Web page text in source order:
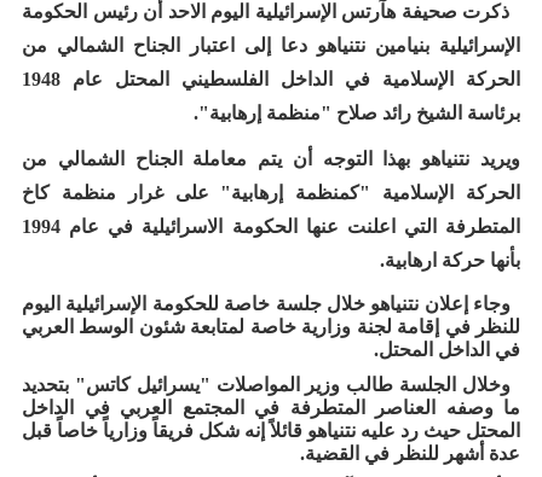
ذكرت صحيفة هآرتس الإسرائيلية اليوم الاحد أن رئيس الحكومة
الإسرائيلية بنيامين نتنياهو دعا إلى اعتبار الجناح الشمالي من
الحركة الإسلامية في الداخل الفلسطيني المحتل عام 1948
برئاسة الشيخ رائد صلاح "منظمة إرهابية".
ويريد نتنياهو بهذا التوجه أن يتم معاملة الجناح الشمالي من
الحركة الإسلامية "كمنظمة إرهابية" على غرار منظمة كاخ
المتطرفة التي اعلنت عنها الحكومة الاسرائيلية في عام 1994
بأنها حركة ارهابية.
وجاء إعلان نتنياهو خلال جلسة خاصة للحكومة الإسرائيلية اليوم
للنظر في إقامة لجنة وزارية خاصة لمتابعة شئون الوسط العربي
في الداخل المحتل.
وخلال الجلسة طالب وزير المواصلات "يسرائيل كاتس" بتحديد
ما وصفه العناصر المتطرفة في المجتمع العربي في الداخل
المحتل حيث رد عليه نتنياهو قائلاً إنه شكل فريقاً وزارياً خاصاً قبل
عدة أشهر للنظر في القضية.